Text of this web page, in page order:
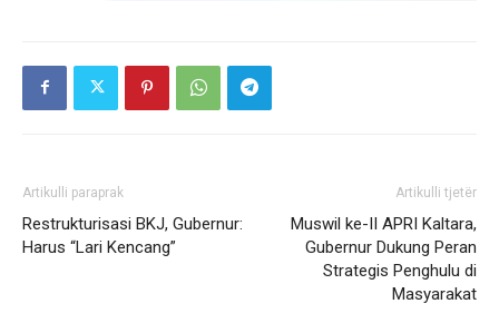
Artikulli paraprak
Restrukturisasi BKJ, Gubernur:
Harus “Lari Kencang”
Artikulli tjetër
Muswil ke-II APRI Kaltara,
Gubernur Dukung Peran
Strategis Penghulu di
Masyarakat